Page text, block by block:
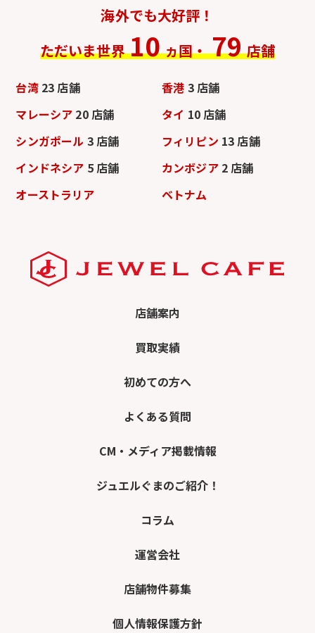
海外でも大好評！
ただいま世界 10 ヵ国・ 79 店舗
台湾 23 店舗 香港 3 店舗
マレーシア 20 店舗 タイ 10 店舗
シンガポール 3 店舗 フィリピン 13 店舗
インドネシア 5 店舗 カンボジア 2 店舗
オーストラリア
ベトナム
店舗案内
買取実績
初めての方へ
よくある質問
CM・メディア掲載情報
ジュエルぐまのご紹介！
コラム
運営会社
店舗物件募集
個人情報保護方針